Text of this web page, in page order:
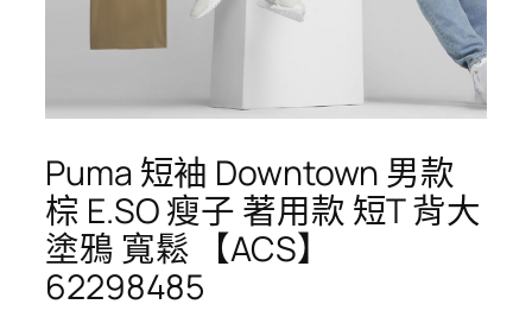
Puma 短袖 Downtown 男款
棕 E.SO 瘦子 著用款 短T 背大
塗鴉 寬鬆 【ACS】
62298485